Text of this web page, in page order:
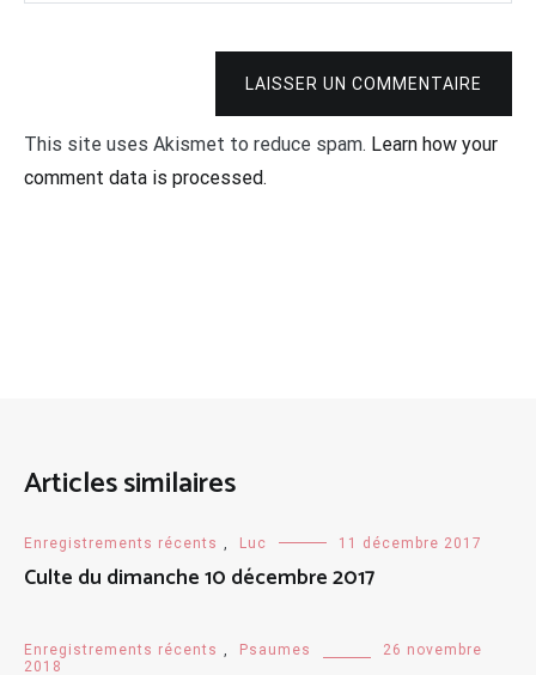
LAISSER UN COMMENTAIRE
This site uses Akismet to reduce spam. Learn how your
comment data is processed.
Articles similaires
Enregistrements récents , Luc 11 décembre 2017
Culte du dimanche 10 décembre 2017
Enregistrements récents , Psaumes
26 novembre
2018